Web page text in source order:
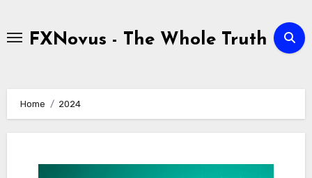
contentFXNovus - The Whole Truth
Home 2024